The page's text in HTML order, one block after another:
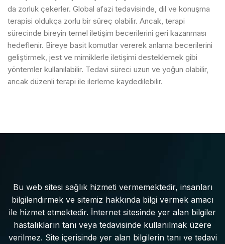
da zorluk çekerler. Global afazi tedavisinde, dil ve konuşma
terapisi oldukça zorlu bir süreç olabilir. Ancak, terapi
sürecinde bireyin temel iletişim becerilerini geri kazanması
hedeflenir. Bireye basit komutlar vererek anlama becerilerini
geliştirmek, jest ve mimiklerle iletişimi desteklemek gibi
yöntemler kullanılabilir. Tedavi süreci uzun ve yoğun olabilir,
ancak düzenli terapi ile ilerleme kaydedilebilir.
Bu web sitesi sağlık hizmeti vermemektedir, insanları
bilgilendirmek ve sitemiz hakkında bilgi vermek amacı
ile hizmet etmektedir. İnternet sitesinde yer alan bilgiler
hastalıkların tanı veya tedavisinde kullanılmak üzere
verilmez. Site içerisinde yer alan bilgilerin tanı ve tedavi